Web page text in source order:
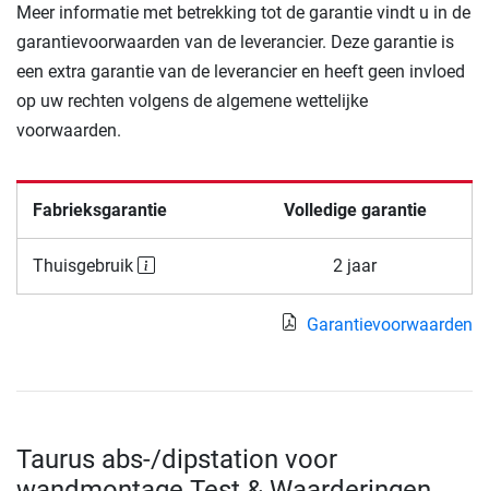
Meer informatie met betrekking tot de garantie vindt u in de
garantievoorwaarden van de leverancier. Deze garantie is
een extra garantie van de leverancier en heeft geen invloed
op uw rechten volgens de algemene wettelijke
voorwaarden.
Fabrieksgarantie Volledige garantie
Thuisgebruik 2 jaar
Garantievoorwaarden
Taurus abs-/dipstation voor